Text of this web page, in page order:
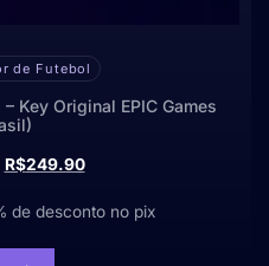
de Futebol
Key Original EPIC Games
R$249.90
de desconto no pix